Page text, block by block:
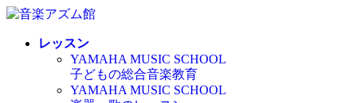
コ
ナ
レッスン
YAMAHA MUSIC SCHOOL
子どもの総合音楽教育
YAMAHA MUSIC SCHOOL